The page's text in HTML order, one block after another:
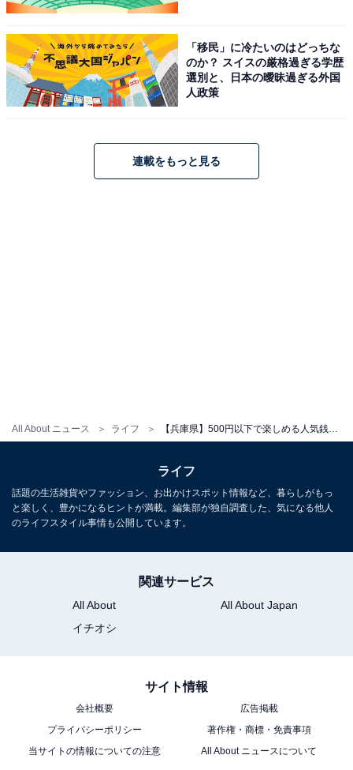
All About ニュース ライフ
す。490円で本格的な源泉温泉を堪能できます。
営業時間
平日：17:00〜23:30 / 土日祝：15:00〜23:30
所在地：兵庫県尼崎市道意町2丁目21番2
アクセス：阪神電鉄 本線「尼崎センタープール前駅」下
宿泊：不可（日帰り入浴施設のため。営業時間は平日
あわせて読みたい
【兵庫県の人気銭湯】「天然温泉 蓬萊湯」は
490円で楽しめる常時源泉掛け流しの重曹泉
「移民」に冷たいのはどっちな
のか？ スイスの厳格過ぎる学歴
選別と、日本の曖昧過ぎる外国
人政策
連載をもっと見る
ライフ
話題の生活雑貨やファッション、お出かけスポット情報など、暮らしがもっ
と楽しく、豊かになるヒントが満載。編集部が独自調査した、気になる他人
のライフスタイル事情も公開しています。
関連サービス
All About
All About Japan
イチオシ
サイト情報
会社概要
広告掲載
プライバシーポリシー
著作権・商標・免責事項
当サイトの情報についての注意
All About ニュースについて